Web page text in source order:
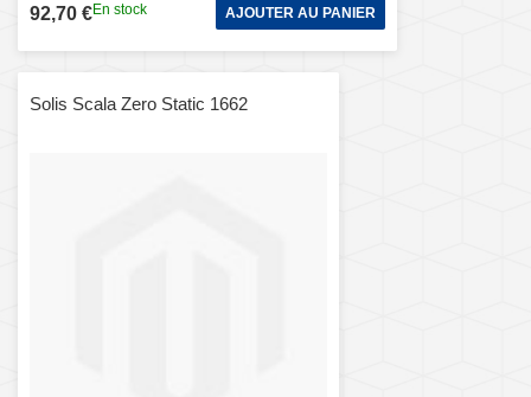
92,70 €En stock AJOUTER AU PANIER
Solis Scala Zero Static 1662